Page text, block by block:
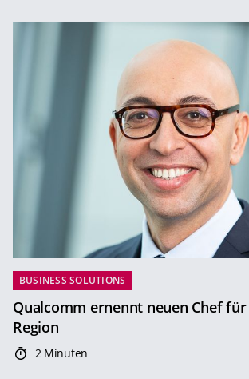
BUSINESS SOLUTIONS
Qualcomm ernennt neuen Chef für
Region
2 Minuten